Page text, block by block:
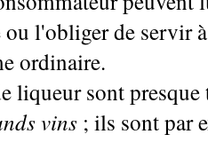
l'obliger de servir
ordinaire.
liqueur sont
vins ; ils sont par